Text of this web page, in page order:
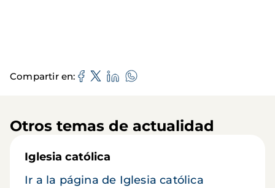
Compartir en
Otros temas de actualidad
Iglesia católica
Ir a la página de Iglesia católica